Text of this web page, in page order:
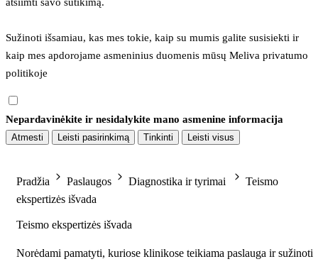
Sužinoti išsamiau, kas mes tokie, kaip su mumis galite susisiekti ir
kaip mes apdorojame asmeninius duomenis mūsų Meliva privatumo
politikoje
Nepardavinėkite ir nesidalykite mano asmenine informacija
Atmesti Leisti pasirinkimą Tinkinti Leisti visus
Pradžia Paslaugos Diagnostika ir tyrimai
Teismo
ekspertizės išvada
Teismo ekspertizės išvada
Norėdami pamatyti, kuriose klinikose teikiama paslauga ir sužinoti